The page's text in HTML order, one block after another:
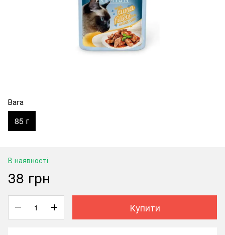
Вага
85 г
В наявності
38 грн
Купити